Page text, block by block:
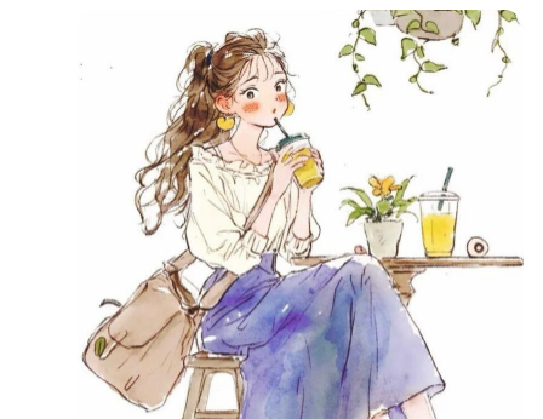
မတိုင်းတာကြပါဘူး....။
လူတစ်ယောက်ရဲ့
အဆင့်အတန်းဆိုတာ
သူ့ရဲ့အပြုအမူ...
သူ့ရဲ့အပြောအဆို....
သူ့ရဲ့စကားလုံးတွေနဲ့
သူ့ရဲ့
လုပ်ဆောင်ချက်တွေကို
ကြည့်ပြီးမှပဲအကဲခတ်
ဝေဖန်ဆုံးဖြတ်ကြတာပါ....။